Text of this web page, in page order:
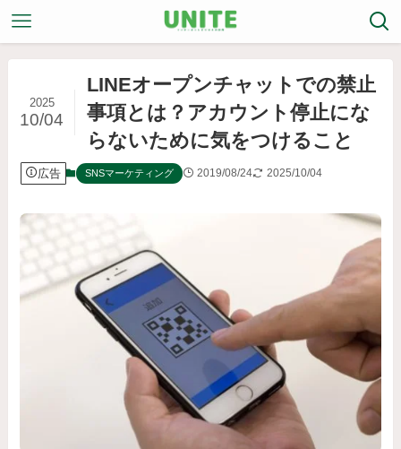
LINEオープンチャットでの禁止
事項とは？アカウント停止にな
らないために気をつけること
2025
10/04
広告 SNSマーケティング 2019/08/24 2025/10/04